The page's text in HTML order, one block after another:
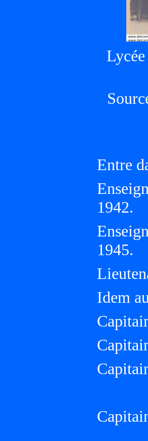
Entre
1942.
1945.
Idem